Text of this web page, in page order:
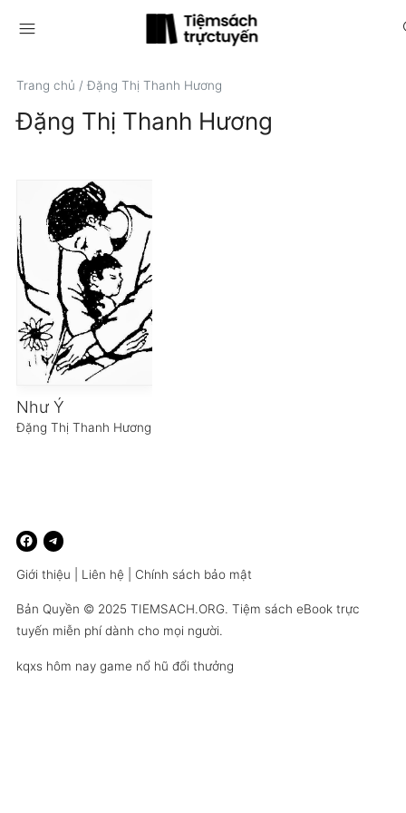
menu
Trang chủ / Đặng Thị Thanh Hương
Đặng Thị Thanh Hương
Như Ý
Đặng Thị Thanh Hương
Giới thiệu Liên hệ Chính sách bảo mật
Bản Quyền © 2025 TIEMSACH.ORG. Tiệm sách eBook trực
tuyến miễn phí dành cho mọi người.
kqxs hôm nay game nổ hũ đổi thưởng